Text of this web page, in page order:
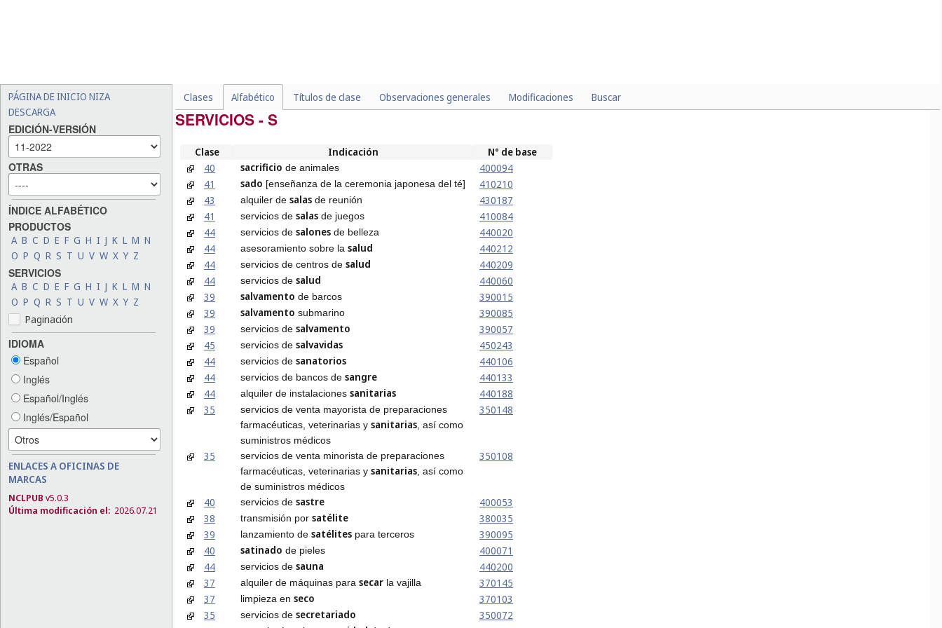
PÁGINA DE INICIO NIZA
DESCARGA
EDICIÓN-VERSIÓN
OTRAS
ÍNDICE ALFABÉTICO
PRODUCTOS
A B C D E F G H I J K L M N
O P Q R S T U V W X Y Z
SERVICIOS
A B C D E F G H I J K L M N
O P Q R S T U V W X Y Z
Paginación
IDIOMA
Español
Inglés
Español/Inglés
Inglés/Español
ENLACES A OFICINAS DE
MARCAS
NCLPUB v5.0.3
Última modificación el: 2026.07.21
Clases Alfabético Títulos de clase Observaciones generales Modificaciones Buscar
SERVICIOS - S
Clase Indicación
N° de base
40
sacrificio de animales
400094
41
sado [enseñanza de la ceremonia japonesa del té]
410210
43
alquiler de salas de reunión
430187
41
servicios de salas de juegos
410084
44
servicios de salones de belleza
440020
44
asesoramiento sobre la salud
440212
44
servicios de centros de salud
440209
44
servicios de salud
440060
39
salvamento de barcos
390015
39
salvamento submarino
390085
39
servicios de salvamento
390057
45
servicios de salvavidas
450243
44
servicios de sanatorios
440106
44
servicios de bancos de sangre
440133
44
alquiler de instalaciones sanitarias
440188
35
servicios de venta mayorista de preparaciones
farmacéuticas, veterinarias y sanitarias , así como
suministros médicos
350148
35
servicios de venta minorista de preparaciones
farmacéuticas, veterinarias y sanitarias , así como
de suministros médicos
350108
40 servicios de sastre
400053
38
transmisión por satélite
380035
39
lanzamiento de satélites para terceros
390095
40
satinado de pieles
400071
44
servicios de sauna
440200
37
alquiler de máquinas para secar la vajilla
370145
37
limpieza en seco
370103
35
servicios de secretariado
350072